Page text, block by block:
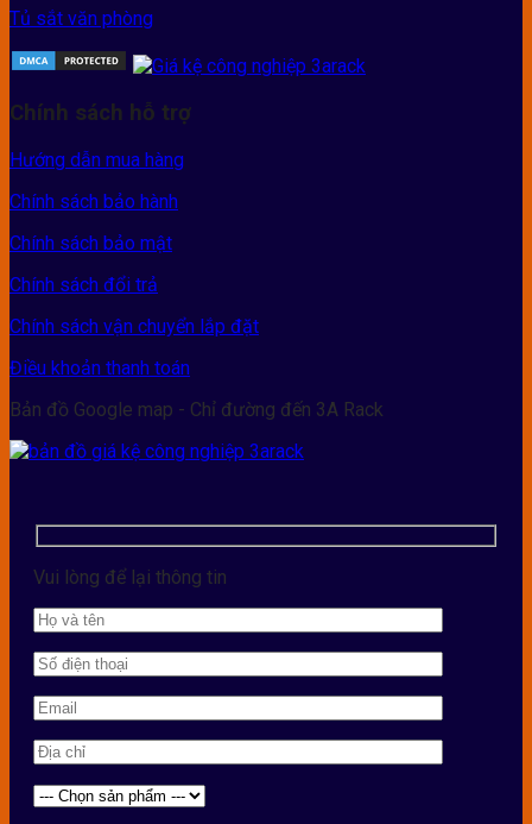
Tủ sắt văn phòng
Chính sách hỗ trợ
Hướng dẫn mua hàng
Chính sách bảo hành
Chính sách bảo mật
Chính sách đổi trả
Chính sách vận chuyển lắp đặt
Điều khoản thanh toán
Bản đồ Google map - Chỉ đường đến 3A Rack
Vui lòng để lại thông tin